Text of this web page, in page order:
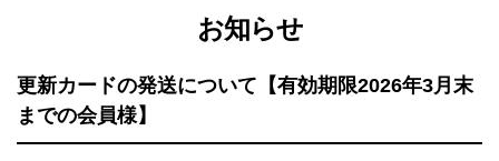
サービス
お知らせ
更新カードの発送について【有効期限2026年3月末
までの会員様】